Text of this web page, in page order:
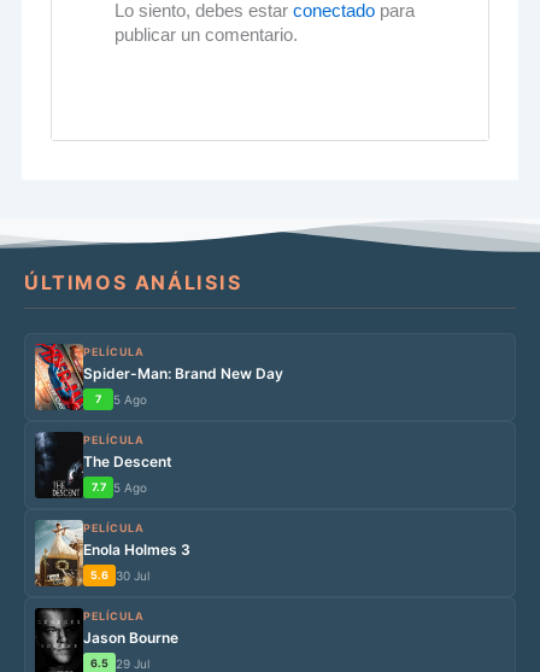
Lo siento, debes estar conectadopara
publicar un comentario.
ÚLTIMOS ANÁLISIS
PELÍCULA
Spider-Man: Brand New Day
7 5 Ago
PELÍCULA
The Descent
7.7 5 Ago
PELÍCULA
Enola Holmes 3
5.6 30 Jul
PELÍCULA
Jason Bourne
6.5 29 Jul